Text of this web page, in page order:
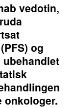
vedotin,
og
ubehandlet